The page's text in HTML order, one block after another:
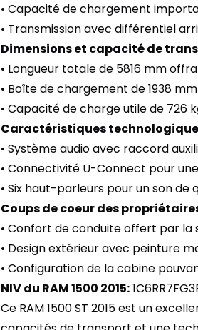
• Capacité de chargement
• Transmission avec différentiel
Dimensions et capacité de
• Longueur totale de 5816 mm
• Boîte de chargement de 1938
• Capacité de charge utile de 726
Caractéristiques
• Système audio avec raccord
• Connectivité U-Connect pour
• Six haut-parleurs pour un son de
Coups de coeur des
• Confort de conduite offert par
• Design extérieur avec peinture
• Configuration de la cabine
NIV du RAM 1500 2015:
Ce RAM 1500 ST 2015 est un